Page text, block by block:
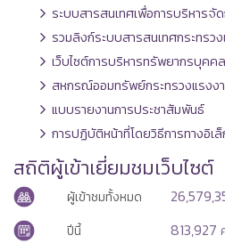
ระบบสารสนเทศเพื่อการบริหาร
รวมลิงก์ระบบสารสนเทศกระทรว
เว็บไซต์การบริหารทรัพยากรบุคคล
สหกรณ์ออมทรัพย์กระทรวงแรงง
แบบรายงานการประชาสัมพันธ์
การปฏิบัติหน้าที่โดยวิธีการทางอิเ
สถิติผู้เข้าเยี่ยมชมเว็บไซต์
ผู้เข้าชมทั้งหมด
ปีนี้
813,927